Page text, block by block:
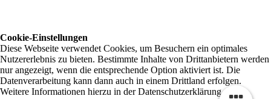
Cookie-Einstellungen
Diese Webseite verwendet Cookies, um Besuchern ein optimales
Nutzererlebnis zu bieten. Bestimmte Inhalte von Drittanbietern werden
nur angezeigt, wenn die entsprechende Option aktiviert ist. Die
Datenverarbeitung kann dann auch in einem Drittland erfolgen.
Weitere Informationen hierzu in der Datenschutzerklärung.